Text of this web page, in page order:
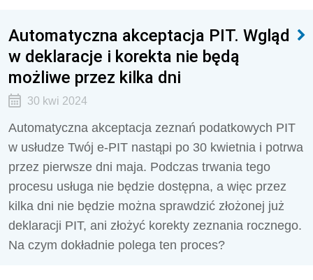
Automatyczna akceptacja PIT. Wgląd
w deklaracje i korekta nie będą
możliwe przez kilka dni
30 kwi 2024
Automatyczna akceptacja zeznań podatkowych PIT
w usłudze Twój e-PIT nastąpi po 30 kwietnia i potrwa
przez pierwsze dni maja. Podczas trwania tego
procesu usługa nie będzie dostępna, a więc przez
kilka dni nie będzie można sprawdzić złożonej już
deklaracji PIT, ani złożyć korekty zeznania rocznego.
Na czym dokładnie polega ten proces?